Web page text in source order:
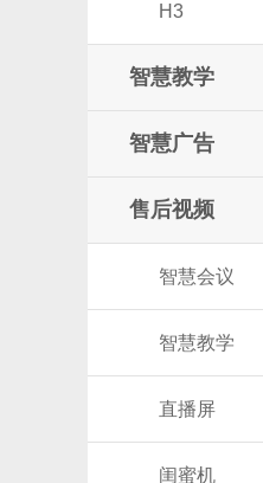
H3
智慧教学
智慧广告
售后视频
智慧会议
智慧教学
直播屏
闺蜜机